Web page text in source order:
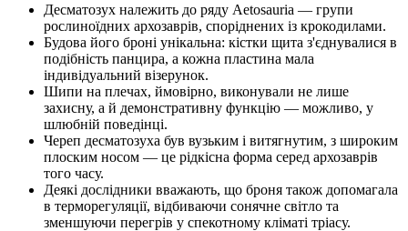
Десматозух належить до ряду Aetosauria — групи
рослиноїдних архозаврів, споріднених із крокодилами.
Будова його броні унікальна: кістки щита з'єднувалися в
подібність панцира, а кожна пластина мала
індивідуальний візерунок.
Шипи на плечах, ймовірно, виконували не лише
захисну, а й демонстративну функцію — можливо, у
шлюбній поведінці.
Череп десматозуха був вузьким і витягнутим, з широким
плоским носом — це рідкісна форма серед архозаврів
того часу.
Деякі дослідники вважають, що броня також допомагала
в терморегуляції, відбиваючи сонячне світло та
зменшуючи перегрів у спекотному кліматі тріасу.